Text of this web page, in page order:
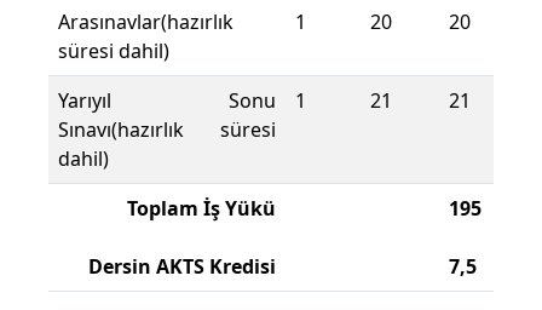
Arasınavlar(hazırlık
süresi dahil)
1 20 20
Yarıyıl Sonu
Sınavı(hazırlık süresi
dahil)
1 21 21
Toplam İş Yükü
Dersin AKTS Kredisi
195
7,5